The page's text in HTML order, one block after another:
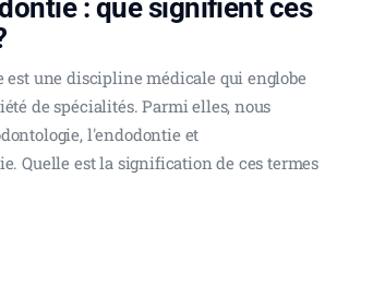
: que signifient ces
est une discipline médicale qui englobe
de spécialités. Parmi elles, nous
l'endodontie et
Quelle est la signification de ces termes